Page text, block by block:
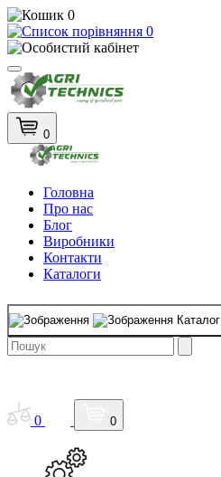
0
0
0
Головна
Про нас
Блог
Виробники
Контакти
Каталоги
0 0